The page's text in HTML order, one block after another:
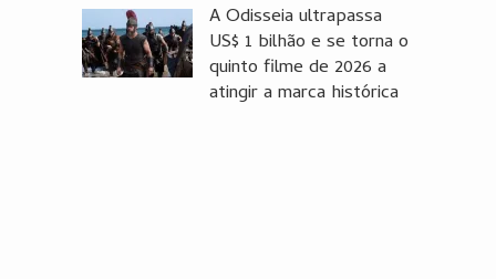
A Odisseia ultrapassa
US$ 1 bilhão e se torna o
quinto filme de 2026 a
atingir a marca histórica